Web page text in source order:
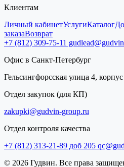
Клиентам
Личный кабинетУслугиКаталог
заказаВозврат
+7 (812) 309-75-11
Офис в Санкт-Петербург
Гельсингфорсская улица 4, корпус
Отдел закупок (для КП)
zakupki@gudvin-group.ru
Отдел контроля качества
+7 (812) 313-21-89 доб 205
© 2026 Гудвин. Все права